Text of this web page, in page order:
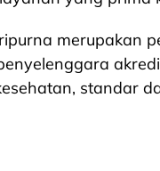
merupakan
standar